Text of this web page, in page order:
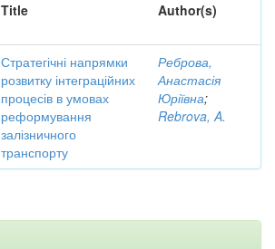
Title Author(s)
Стратегічні напрямки
розвитку інтеграційних
процесів в умовах
реформування
залізничного
транспорту
Реброва,
Анастасія
Юріївна;
Rebrova, A.